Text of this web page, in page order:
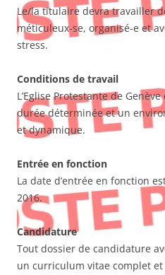
Le/la titulaire devra travailler
méticuleux-se, organisé-e et
stress.
Conditions de travail
L’Eglise Protestante de
durée déterminée et un
et dynamique.
Entrée en fonction
La date d’entrée en fonction
2016.
Candidature
Tout dossier de candidature
un curriculum vitae complet